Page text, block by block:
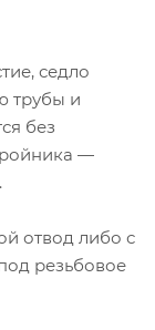
седло
трубы и
без
—
отвод либо с
резьбовое